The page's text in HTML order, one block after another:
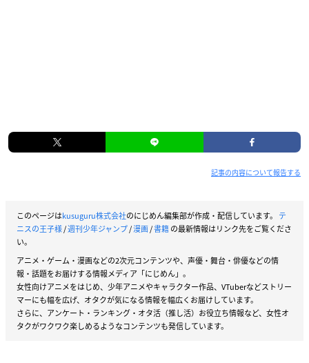
記事の内容について報告する
このページはkusuguru株式会社のにじめん編集部が作成・配信しています。 テ
ニスの王子様/週刊少年ジャンプ/漫画/書籍の最新情報はリンク先をご覧くださ
い。
アニメ・ゲーム・漫画などの2次元コンテンツや、声優・舞台・俳優などの情
報・話題をお届けする情報メディア「にじめん」。
女性向けアニメをはじめ、少年アニメやキャラクター作品、VTuberなどストリー
マーにも幅を広げ、オタクが気になる情報を幅広くお届けしています。
さらに、アンケート・ランキング・オタ活（推し活）お役立ち情報など、女性オ
タクがワクワク楽しめるようなコンテンツも発信しています。